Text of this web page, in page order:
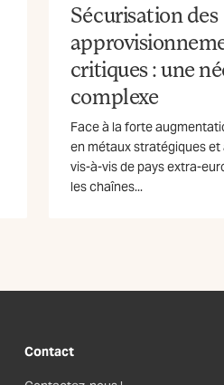
Sécurisation des
critiques : une
complexe
Face à la forte
en métaux stratégiques
vis-à-vis de pays extra-
les chaînes...
Contact